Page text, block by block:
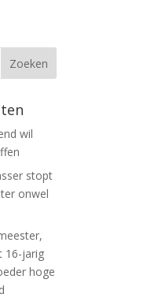
wil
stopt
onwel
16-jarig
hoge